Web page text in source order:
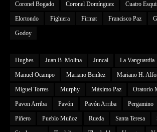
Coronel Bogado Coronel Domínguez Cuatro
Elortondo Fighiera Firmat Francisco Paz
Godoy
Hughes Juan B. Molina Juncal La Vanguardia
Manuel Ocampo Mariano Benítez Mariano H.
Miguel Torres Murphy Máximo Paz Oratorio
Pavon Arriba Pavón Pavón Arriba Pergamino
Piñero Pueblo Muñoz Rueda Santa Teresa